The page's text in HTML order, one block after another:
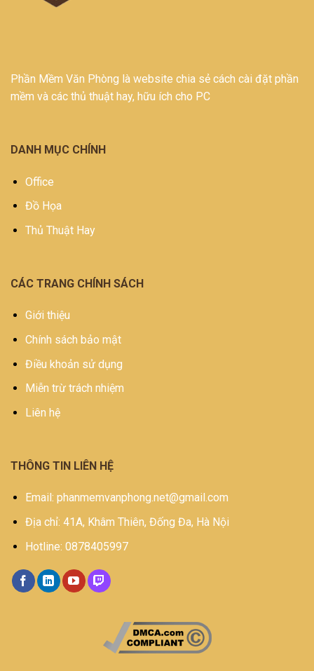
Phần Mềm Văn Phòng là website chia sẻ cách cài đặt phần
mềm và các thủ thuật hay, hữu ích cho PC
DANH MỤC CHÍNH
Office
Đồ Họa
Thủ Thuật Hay
CÁC TRANG CHÍNH SÁCH
Giới thiệu
Chính sách bảo mật
Điều khoản sử dụng
Miễn trừ trách nhiệm
Liên hệ
THÔNG TIN LIÊN HỆ
Email: phanmemvanphong.net@gmail.com
Địa chỉ: 41A, Khâm Thiên, Đống Đa, Hà Nội
Hotline: 0878405997